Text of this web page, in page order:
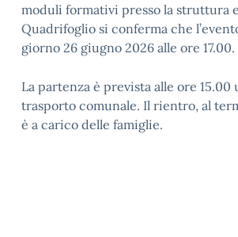
moduli formativi presso la struttura
Quadrifoglio si conferma che
giorno 26 giugno 2026 alle ore 17.00.
La partenza è prevista alle ore
trasporto comunale. Il rientro, al
è a carico delle famiglie.